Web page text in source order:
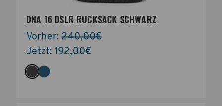
DNA 16 DSLR RUCKSACK SCHWARZ
Vorher: 240,00€
Jetzt: 192,00€